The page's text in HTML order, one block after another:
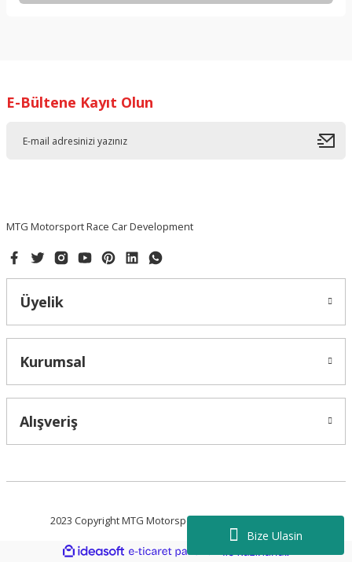
Bize Ulasin
Ürün resmi kalitesiz, bozuk veya görüntülenemiyor.
E-Bültene Kayıt Olun
MTG Motorsport Race Car Development
Üyelik
Kurumsal
Alışveriş
2023 Copyright MTG Motorsport - Tüm Hakları Saklıdır.
ideasoft